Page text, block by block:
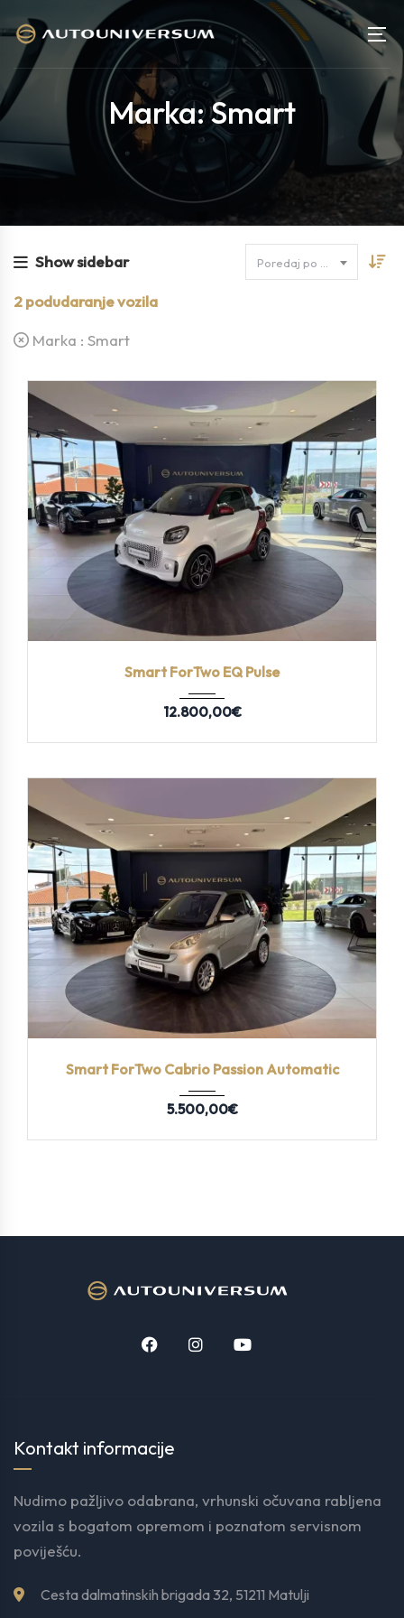
Marka: Smart
Show sidebar
2podudaranje vozila
Marka : Smart
Smart ForTwo EQ Pulse
12.800,00€
Smart ForTwo Cabrio Passion Automatic
5.500,00€
Kontakt informacije
Nudimo pažljivo odabrana, vrhunski očuvana rabljena
vozila s bogatom opremom i poznatom servisnom
poviješću.
Cesta dalmatinskih brigada 32, 51211 Matulji